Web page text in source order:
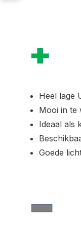
Heel lage
Mooi in te
Ideaal als
Goede